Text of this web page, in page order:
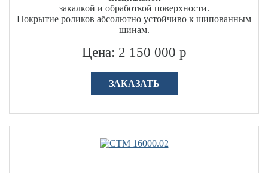
закалкой и обработкой поверхности.
Покрытие роликов абсолютно устойчиво к шипованным
шинам.
Цена: 2 150 000 р
ЗАКАЗАТЬ